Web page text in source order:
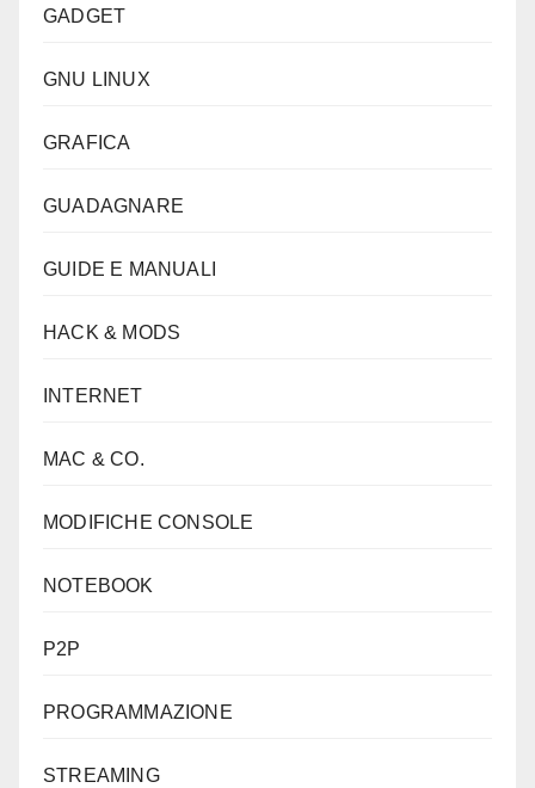
GADGET
GNU LINUX
GRAFICA
GUADAGNARE
GUIDE E MANUALI
HACK & MODS
INTERNET
MAC & CO.
MODIFICHE CONSOLE
NOTEBOOK
P2P
PROGRAMMAZIONE
STREAMING